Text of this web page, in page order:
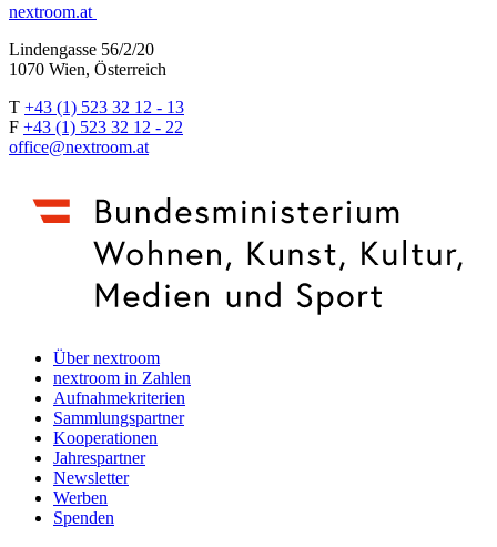
nextroom.at
Lindengasse 56/2/20
1070 Wien, Österreich
T +43 (1) 523 32 12 - 13
F +43 (1) 523 32 12 - 22
office@nextroom.at
Über nextroom
nextroom in Zahlen
Aufnahmekriterien
Sammlungspartner
Kooperationen
Jahrespartner
Newsletter
Werben
Spenden